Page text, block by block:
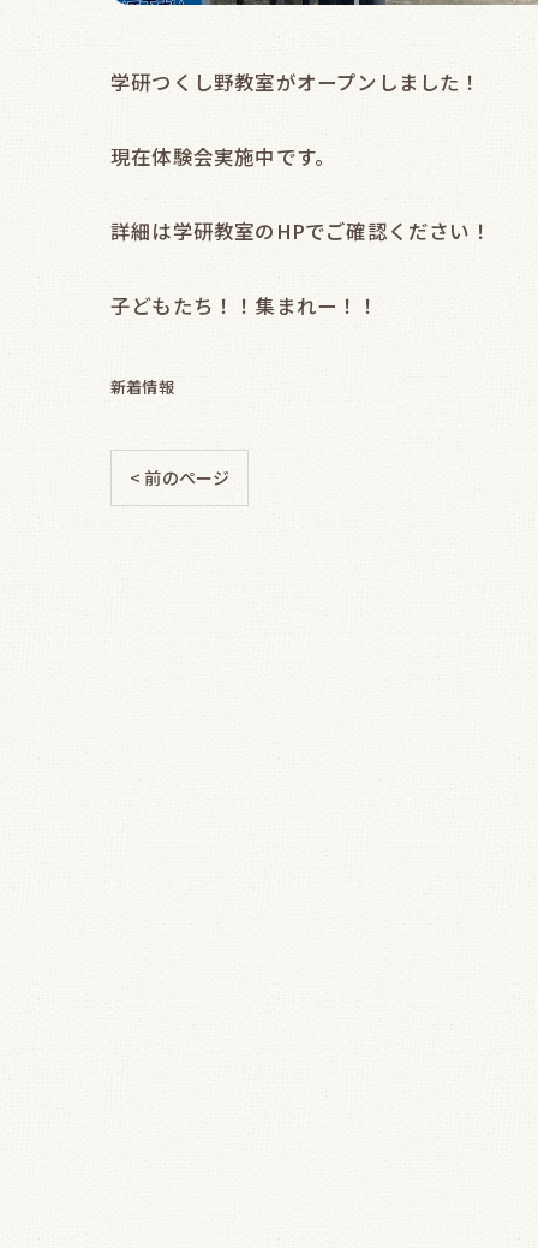
学研つくし野教室がオープンしました！
現在体験会実施中です。
詳細は学研教室のHPでご確認ください！
子どもたち！！集まれー！！
新着情報
< 前のページ